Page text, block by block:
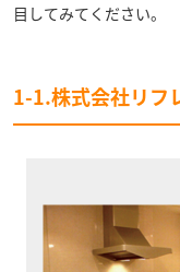
目してみてください。
1-1.株式会社リフ